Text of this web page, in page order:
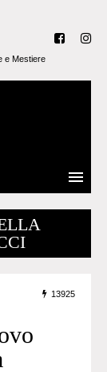
e Mestiere
13925